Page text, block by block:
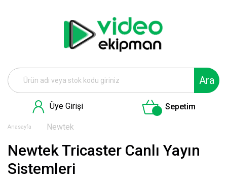
Ara
Üye Girişi Sepetim
Anasayfa Newtek
Newtek Tricaster Canlı Yayın
Sistemleri